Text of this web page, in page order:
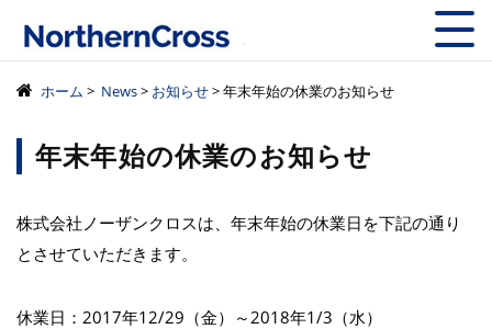
株式会社ノーザン
ホーム > News> お知らせ> 年末年始の休業のお知らせ
年末年始の休業のお知らせ
株式会社ノーザンクロスは、年末年始の休業日を下記の通り
とさせていただきます。
休業日：2017年12/29（金）～2018年1/3（水）